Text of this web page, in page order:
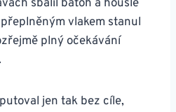
sbalil batoh a housle
vlakem stanul
plný očekávání
jen tak bez cíle,